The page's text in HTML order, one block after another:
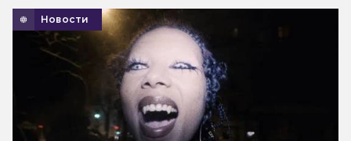
Новости